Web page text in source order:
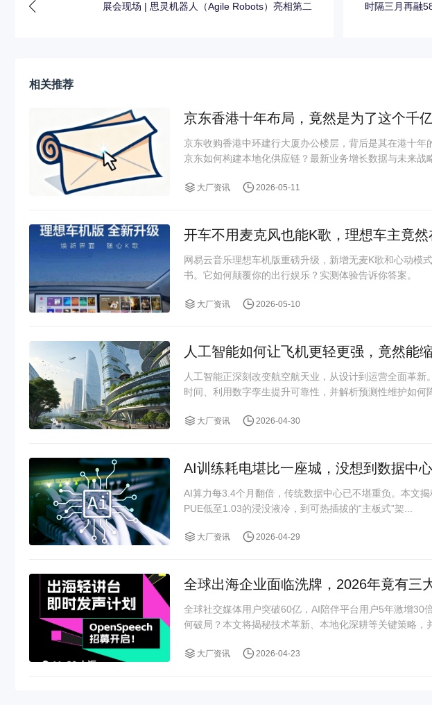
展会现场 | 思灵机器人（Agile Robots）亮相第二 时隔三月再融
相关推荐
京东香港十年布局，竟然是为了这个千
京东收购香港中环建行大厦办公楼层，背后是其在港十年
京东如何构建本地化供应链？最新业务增长数据与未来战
大厂资讯 2026-05-11
开车不用麦克风也能K歌，理想车主竟然
网易云音乐理想车机版重磅升级，新增无麦K歌和心动模
书。它如何颠覆你的出行娱乐？实测体验告诉你答案。
大厂资讯 2026-05-10
人工智能如何让飞机更轻更强，竟然能
人工智能正深刻改变航空航天业，从设计到运营全面革
时间、利用数字孪生提升可靠性，并解析预测性维护如何
大厂资讯 2026-04-30
AI训练耗电堪比一座城，没想到数据中
AI算力每3.4个月翻倍，传统数据中心已不堪重负。本文
PUE低至1.03的浸没液冷，到可热插拔的“主板式”架...
大厂资讯 2026-04-29
全球出海企业面临洗牌，2026年竟有三
全球社交媒体用户突破60亿，AI陪伴平台用户5年激增30
何破局？本文将揭秘技术革新、本地化深耕等关键策略，
大厂资讯 2026-04-23